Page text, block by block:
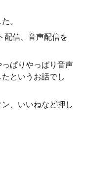
。
配信、音声配信を
ぱりやっぱり音声
というお話でし
、いいねなど押し